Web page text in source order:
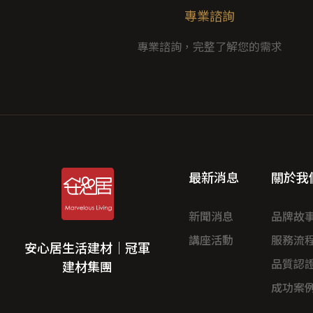
專業諮詢
專業諮詢，完整了解您的需求
安心居生活建材｜冠軍
建材集團
最新消息
新聞消息
講座活動
關於我
品牌故
服務流
品質認
成功案